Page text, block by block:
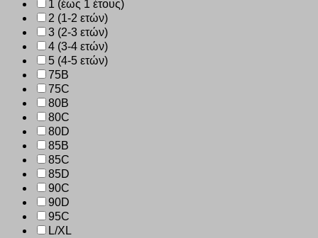
1 (έως 1 έτους)
2 (1-2 ετών)
3 (2-3 ετών)
4 (3-4 ετών)
5 (4-5 ετών)
75B
75C
80B
80C
80D
85B
85C
85D
90C
90D
95C
L/XL